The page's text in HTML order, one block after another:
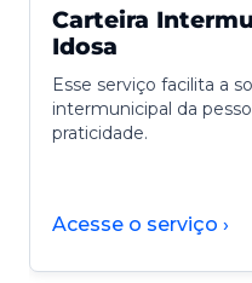
Carteira
Idosa
Esse serviço facilita a
intermunicipal da
praticidade.
Acesse o serviço ›